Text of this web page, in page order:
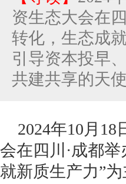
资生态大会在
转化，生态成
引导资本投早
共建共享的天
2024年10月
会在四川·成都
就新质生产力”